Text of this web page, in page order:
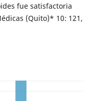
fue satisfactoria
(Quito)* 10: 121,